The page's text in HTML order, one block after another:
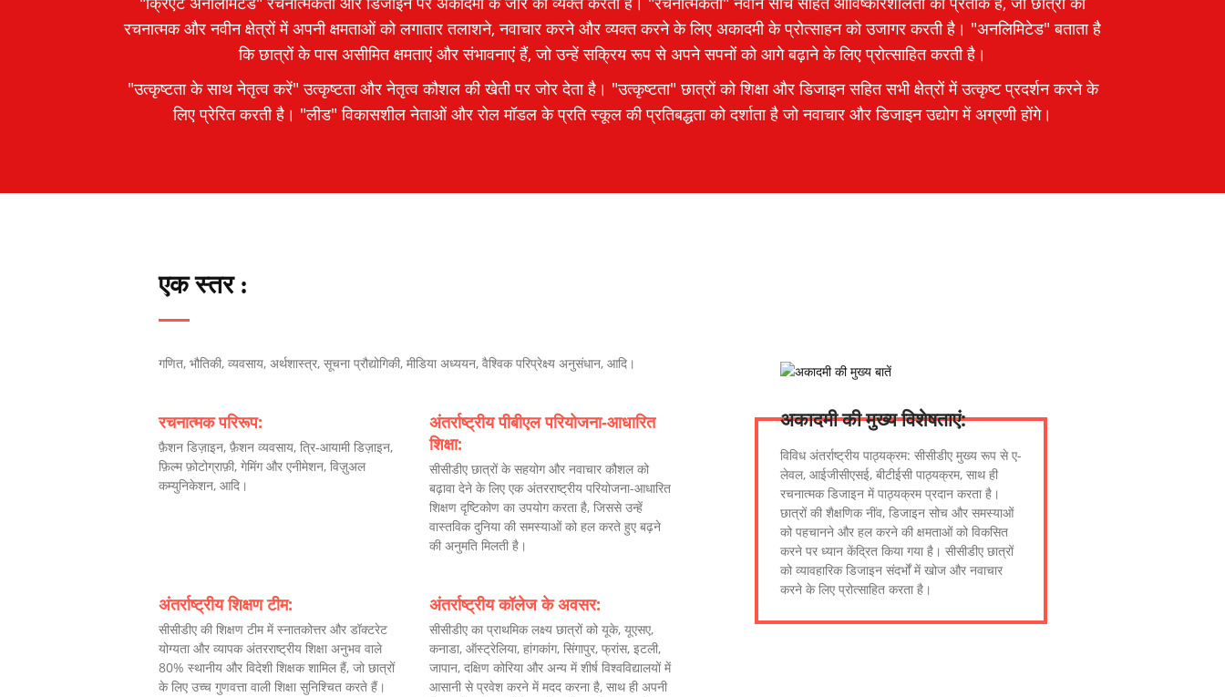
रचनात्मक और नवीन क्षेत्रों में अपनी क्षमताओं को लगातार तलाशने, नवाचार करने और व्यक्त करने के लिए अकादमी के प्रोत्साहन को उजागर करती है। "अनलिमिटेड" बताता है
कि छात्रों के पास असीमित क्षमताएं और संभावनाएं हैं, जो उन्हें सक्रिय रूप से अपने सपनों को आगे बढ़ाने के लिए प्रोत्साहित करती है।
"उत्कृष्टता के साथ नेतृत्व करें" उत्कृष्टता और नेतृत्व कौशल की खेती पर जोर देता है। "उत्कृष्टता" छात्रों को शिक्षा और डिजाइन सहित सभी क्षेत्रों में उत्कृष्ट प्रदर्शन करने के
लिए प्रेरित करती है। "लीड" विकासशील नेताओं और रोल मॉडल के प्रति स्कूल की प्रतिबद्धता को दर्शाता है जो नवाचार और डिजाइन उद्योग में अग्रणी होंगे।
एक स्तर :
गणित, भौतिकी, व्यवसाय, अर्थशास्त्र, सूचना प्रौद्योगिकी, मीडिया अध्ययन, वैश्विक परिप्रेक्ष्य अनुसंधान, आदि।
रचनात्मक परिरूप:
फ़ैशन डिज़ाइन, फ़ैशन व्यवसाय, त्रि-आयामी डिज़ाइन,
फ़िल्म फ़ोटोग्राफ़ी, गेमिंग और एनीमेशन, विज़ुअल
कम्युनिकेशन, आदि।
अंतर्राष्ट्रीय पीबीएल परियोजना-आधारित
शिक्षा:
सीसीडीए छात्रों के सहयोग और नवाचार कौशल को
बढ़ावा देने के लिए एक अंतरराष्ट्रीय परियोजना-आधारित
शिक्षण दृष्टिकोण का उपयोग करता है, जिससे उन्हें
वास्तविक दुनिया की समस्याओं को हल करते हुए बढ़ने
की अनुमति मिलती है।
अंतर्राष्ट्रीय शिक्षण टीम:
सीसीडीए की शिक्षण टीम में स्नातकोत्तर और डॉक्टरेट
योग्यता और व्यापक अंतरराष्ट्रीय शिक्षा अनुभव वाले
80% स्थानीय और विदेशी शिक्षक शामिल हैं, जो छात्रों
के लिए उच्च गुणवत्ता वाली शिक्षा सुनिश्चित करते हैं।
अंतर्राष्ट्रीय कॉलेज के अवसर:
सीसीडीए का प्राथमिक लक्ष्य छात्रों को यूके, यूएसए,
कनाडा, ऑस्ट्रेलिया, हांगकांग, सिंगापुर, फ्रांस, इटली,
जापान, दक्षिण कोरिया और अन्य में शीर्ष विश्वविद्यालयों में
आसानी से प्रवेश करने में मदद करना है, साथ ही अपनी
अकादमी की मुख्य विशेषताएं:
विविध अंतर्राष्ट्रीय पाठ्यक्रम: सीसीडीए मुख्य रूप से ए-
लेवल, आईजीसीएसई, बीटीईसी पाठ्यक्रम, साथ ही
रचनात्मक डिजाइन में पाठ्यक्रम प्रदान करता है।
छात्रों की शैक्षणिक नींव, डिजाइन सोच और समस्याओं
को पहचानने और हल करने की क्षमताओं को विकसित
करने पर ध्यान केंद्रित किया गया है। सीसीडीए छात्रों
को व्यावहारिक डिजाइन संदर्भों में खोज और नवाचार
करने के लिए प्रोत्साहित करता है।